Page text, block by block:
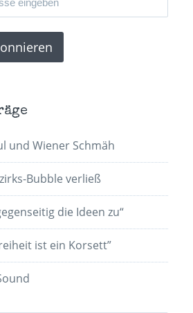
und Wiener Schmäh
Bubble verließ
die Ideen zu“
ist ein Korsett”